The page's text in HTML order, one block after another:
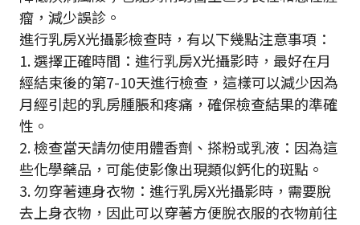
瘤，減少誤診。
進行乳房X光攝影檢查時，有以下幾點注意事項：
1. 選擇正確時間：進行乳房X光攝影時，最好在月
經結束後的第7-10天進行檢查，這樣可以減少因為
月經引起的乳房腫脹和疼痛，確保檢查結果的準確
性。
2. 檢查當天請勿使用體香劑、搽粉或乳液：因為這
些化學藥品，可能使影像出現類似鈣化的斑點。
3. 勿穿著連身衣物：進行乳房X光攝影時，需要脫
去上身衣物，因此可以穿著方便脫衣服的衣物前往